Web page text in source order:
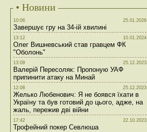
• Новини
10:06 25.01.2026
Завершує гру на 34-ій хвилині
13:12 10.01.2024
Олег Вишневський став гравцем ФК
"Оболонь"
13:09 25.12.2023
Валерій Пересоляк: Пропоную УАФ
припинити атаку на Минай
12:08 25.12.2023
Желько Любенович: Я не боявся їхати в
Україну та був готовий до цього, адже, на
жаль, пережив дві війни
17:42 22.10.2023
Трофейний покер Севлюша